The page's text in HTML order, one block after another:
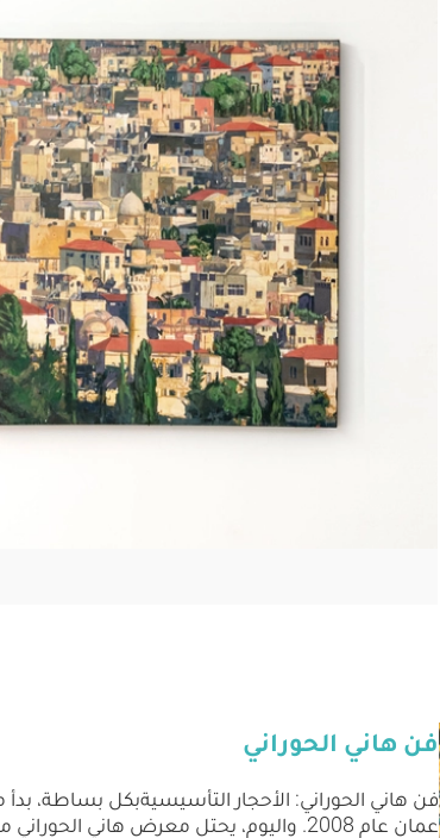
فن هاني الحوراني
فن هاني الحوراني: الأحجار التأسيسيةبكل بساطة،
عمان عام 2008. واليوم، يحتل معرض هاني